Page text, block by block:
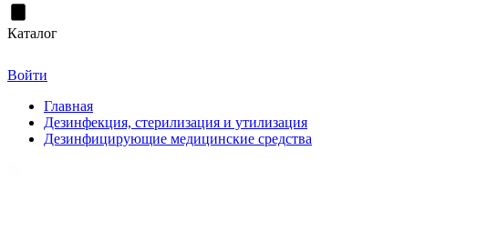
Каталог
Войти
Главная
Дезинфекция, стерилизация и утилизация
Дезинфицирующие медицинские средства